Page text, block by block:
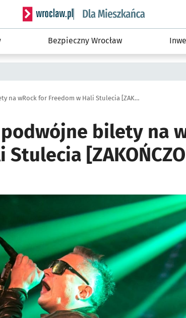
Serwis informacyjny wroclaw.pl podserwis:
Bezpieczny Wrocław
Mamy dla Was podwójne bilety na wRock for Freedom w Hali Stulecia [ZAKOŃCZONY]
bilety na